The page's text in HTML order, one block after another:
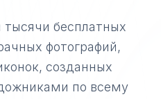
тысячи бесплатных
фотографий,
созданных
по всему